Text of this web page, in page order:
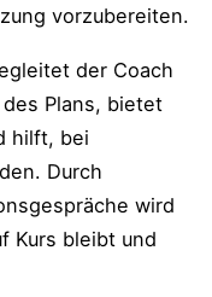
vorzubereiten.
der Coach
Plans, bietet
hilft, bei
Durch
wird
Kurs bleibt und